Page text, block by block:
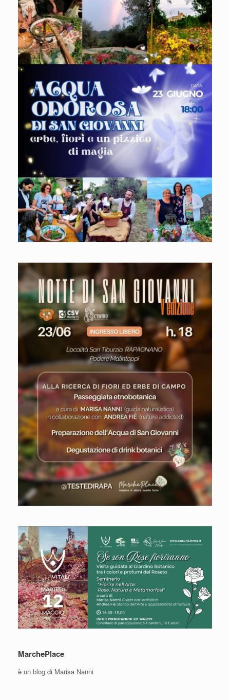
MarchePlace
è un blog di Marisa Nanni